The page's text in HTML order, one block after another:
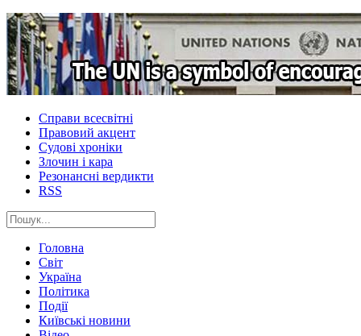
Справи всесвітні
Правовий акцент
Судові хроніки
Злочин і кара
Резонансні вердикти
RSS
Головна
Світ
Україна
Політика
Події
Київські новини